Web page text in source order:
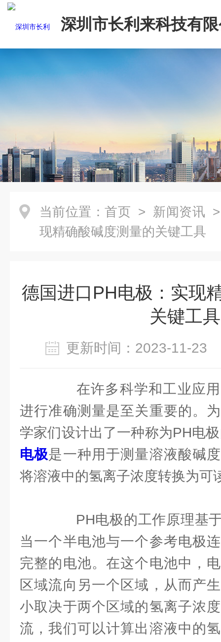
深圳市长利来科技有
当前位置： 首页 > 新闻资讯
现精确酸碱度测量的关键工具
德国进口PH电极：实现
关键工具
更新时间：2023-11-
在许多科学和工业应用
进行准确测量是至关重要的。
学家们设计出了一种称为PH电
电极是一种用于测量溶液酸碱
将溶液中的氢离子浓度转换为可
PH电极的工作原理基于
当一个半电池与一个参考电极
完整的电池。在这个电池中，
区域流向另一个区域，从而产
小取决于两个区域的氢离子浓
流，我们可以计算出溶液中的